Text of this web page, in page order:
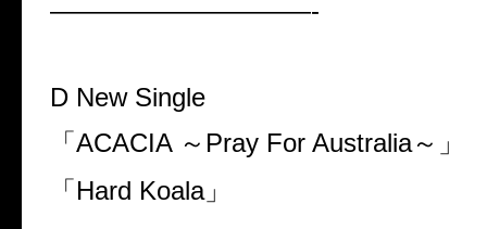
——————————-
D New Single
「ACACIA ～Pray For Australia～」
「Hard Koala」